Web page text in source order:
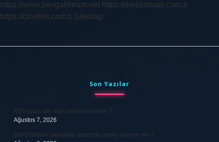
https://www.bengaliforum.net https://denizahsap.com.tr
https://cinefilm.com.tr Sitemap
Son Yazılar
KDV oranı sıfır olan ürünler nelerdir ?
Ağustos 7, 2026
Bobbi Brown hayvanlar üzerinde deney yapıyor mu ?